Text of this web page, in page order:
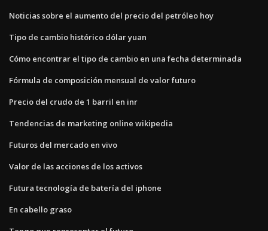
Noticias sobre el aumento del precio del petróleo hoy
Tipo de cambio histórico dólar yuan
Cómo encontrar el tipo de cambio en una fecha determinada
Fórmula de composición mensual de valor futuro
Precio del crudo de 1 barril en inr
Tendencias de marketing online wikipedia
Futuros del mercado en vivo
Valor de las acciones de los activos
Futura tecnología de batería del iphone
En cabello graso